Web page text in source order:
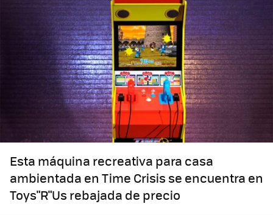
Esta máquina recreativa para casa
ambientada en Time Crisis se encuentra en
Toys"R"Us rebajada de precio